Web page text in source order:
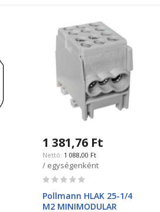
1 381,76 Ft
1 088,00 Ft
/ egységenként
Rating:
Pollmann HLAK 25-1/4
M2 MINIMODULAR